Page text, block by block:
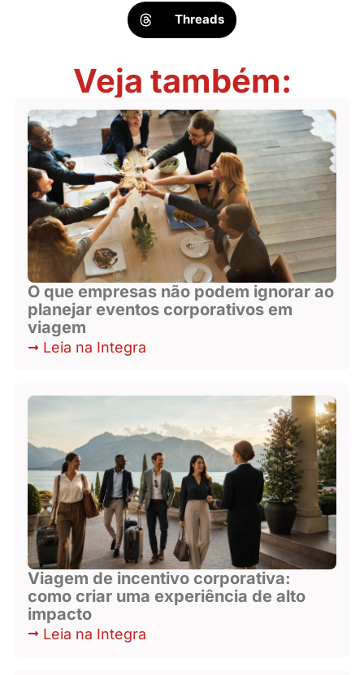
Threads
Veja também:
O que empresas não podem ignorar ao
planejar eventos corporativos em
viagem
Leia na Integra
Viagem de incentivo corporativa:
como criar uma experiência de alto
impacto
Leia na Integra